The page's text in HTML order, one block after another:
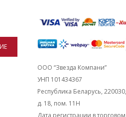
ООО “Звезда Компани”
УНП 101434367
Республика Беларусь,
д. 18, пом. 11Н
Дата регистрации в